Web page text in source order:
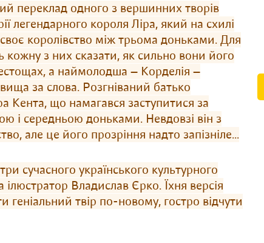
переклад одного з вершинних творів
легендарного короля Ліра, який на схилі
королівство між трьома доньками. Для
кожну з них сказати, як сильно вони його
а наймолодша — Корделія —
за слова. Розгніваний батько
Кента, що намагався заступитися за
і середньою донька­ми. Невдовзі він з
але це його прозріння надто запізніле...
сучасного українського культурного
Владислав Єрко. Їхня версія
твір по-новому, гостро відчути